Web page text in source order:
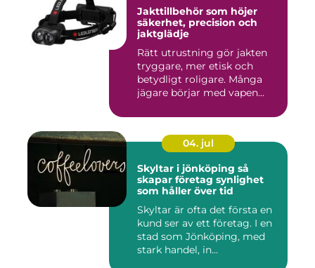
Jakttillbehör som höjer
säkerhet, precision och
jaktglädje
Rätt utrustning gör jakten
tryggare, mer etisk och
betydligt roligare. Många
jägare börjar med vapen...
04. jul
Skyltar i jönköping så
skapar företag synlighet
som håller över tid
Skyltar är ofta det första en
kund ser av ett företag. I en
stad som Jönköping, med
stark handel, in...